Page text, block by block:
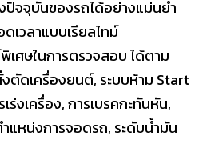
ปัจจุบันของรถได้อย่างแม่นยำ
เวลาแบบเรียลไทม์
เศษในการตรวจสอบ ได้ตาม
ตัดเครื่องยนต์, ระบบห้าม Start
ร่งเครื่อง, การเบรคกะทันหัน,
ำแหน่งการจอดรถ, ระดับน้ำมัน